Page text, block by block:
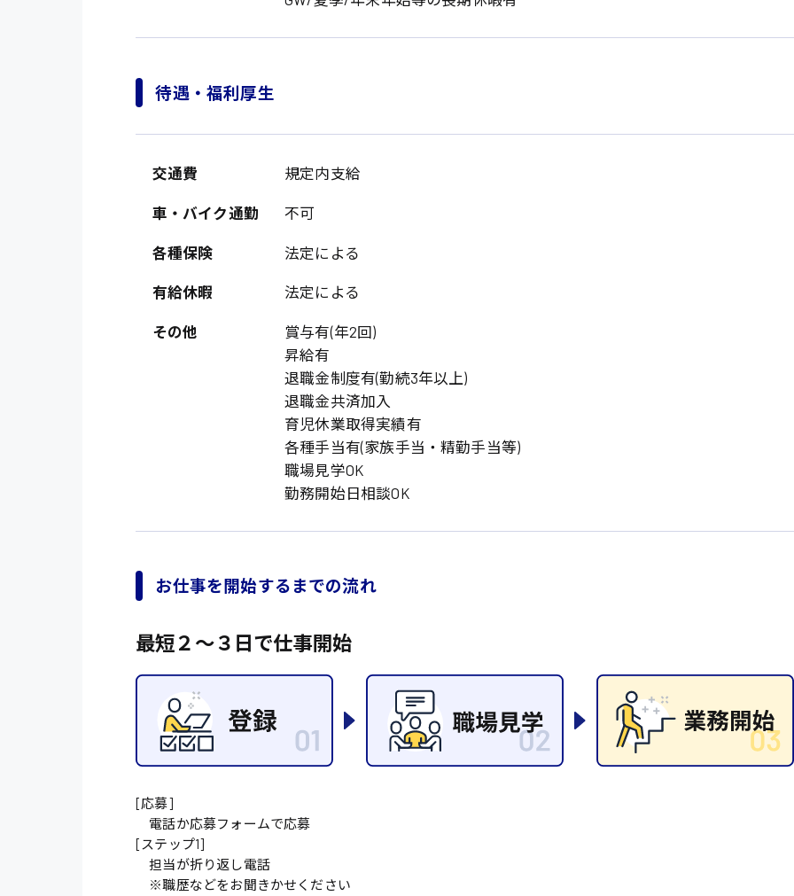
総務事務
医療事務 翻訳、通訳
IT・クリエイティブ系
DTPオペレーター
システムエンジニア
販売・サービス・フード系
接客
施工管理
配送・ドライバー
廿日市市
山県郡
大竹市
愛知県
千葉県 尾道市
鳥取県
日給制すべて
時給1300円〜
時給1400円〜
待遇・福利厚生
交通費 規定内支給
車・バイク通勤 不可
各種保険 法定による
有給休暇 法定による
その他
賞与有(年2回)
昇給有
退職金制度有(勤続3年以上)
退職金共済加入
育児休業取得実績有
各種手当有(家族手当・精勤手当等)
職場見学OK
勤務開始日相談OK
お仕事を開始するまでの流れ
最短２〜３日で仕事開始
[応募]
電話か応募フォームで応募
[ステップ1]
担当が折り返し電話
※職歴などをお聞きかせください